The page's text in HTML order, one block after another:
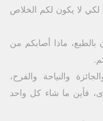
لكي لا يكون لكم الخلاص
بالطبع، ماذا أصابكم من
والنياحة والفرح،
فأين ما شاء كل واحد